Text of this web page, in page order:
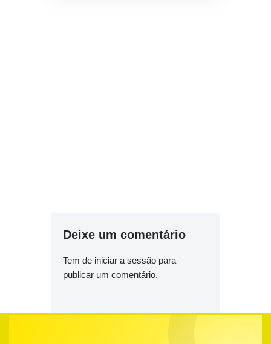
Deixe um comentário
Tem de iniciar a sessão para
publicar um comentário.